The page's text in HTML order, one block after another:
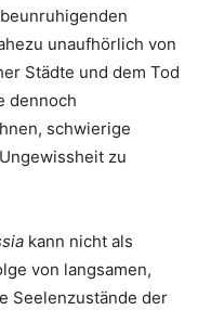
unaufhörlich von
Städte und dem Tod
dennoch
schwierige
zu
kann nicht als
von langsamen,
Seelenzustände der